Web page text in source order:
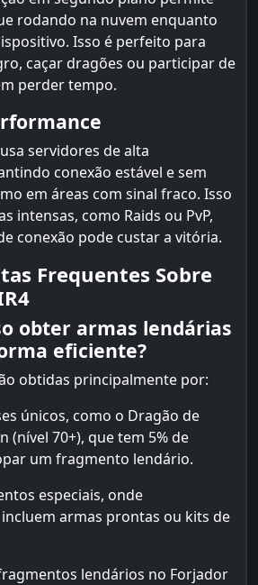
rodando na nuvem enquanto
Isso é perfeito para
caçar dragões ou participar de
perder tempo.
servidores de alta
conexão estável e sem
em áreas com sinal fraco. Isso
intensas, como Raids ou PvP,
conexão pode custar a vitória.
Frequentes Sobre
obter armas lendárias
eficiente?
obtidas principalmente por:
únicos, como o Dragão de
(nível 70+), que tem 5% de
um fragmento lendário.
especiais, onde
armas prontas ou kits de
lendários no Forjador